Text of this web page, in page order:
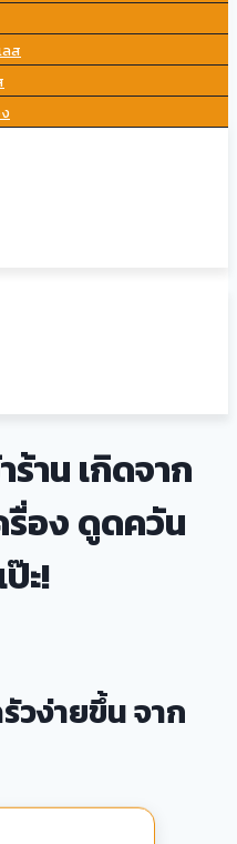
ส
าน เกิดจาก
รื่อง ดูดควัน
ะ!
วง่ายขึ้น จาก